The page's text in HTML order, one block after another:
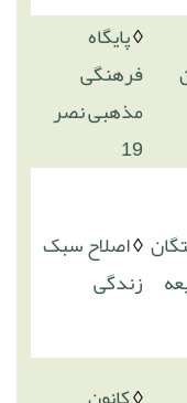
◊پایگاه
فرهنگی
مذهبی نصر
19
◊اصلاح سبک
زندگی